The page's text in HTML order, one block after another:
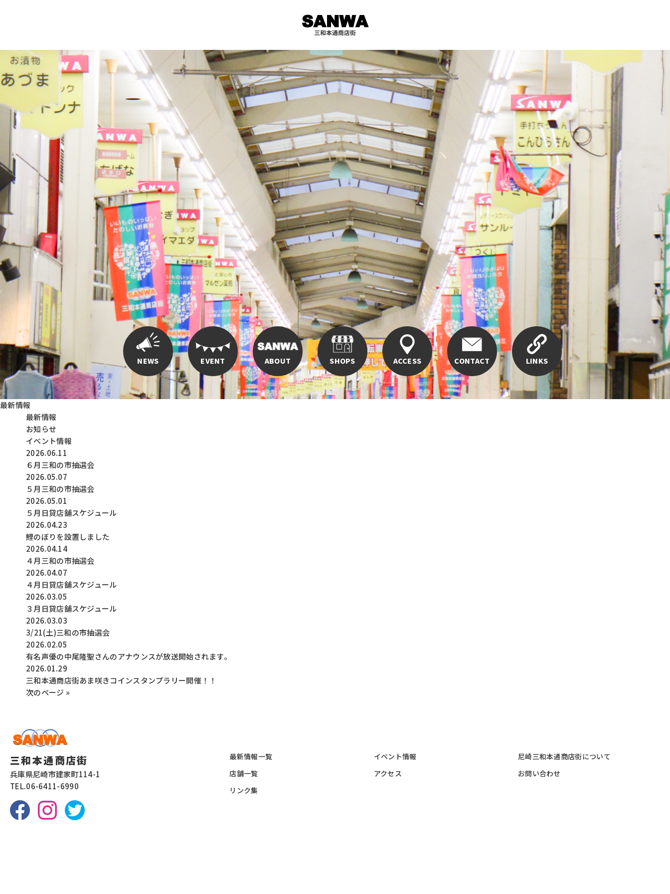
NEWS EVENT ABOUT SHOPS ACCESS CONTACT LINKS
最新情報
最新情報
お知らせ
イベント情報
2026.06.11
６月三和の市抽選会
2026.05.07
５月三和の市抽選会
2026.05.01
５月日貸店舗スケジュール
2026.04.23
鯉のぼりを設置しました
2026.04.14
４月三和の市抽選会
2026.04.07
４月日貸店舗スケジュール
2026.03.05
３月日貸店舗スケジュール
2026.03.03
3/21(土)三和の市抽選会
2026.02.05
有名声優の中尾隆聖さんのアナウンスが放送開始されます。
2026.01.29
三和本通商店街あま咲きコインスタンプラリー開催！！
次のページ »
三和本通商店街
兵庫県尼崎市建家町114-1
TEL.06-6411-6990
最新情報一覧 イベント情報
尼崎三和本通商店街について
店舗一覧
アクセス
お問い合わせ
リンク集